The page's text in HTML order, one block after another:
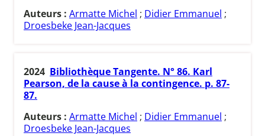
Auteurs : Armatte Michel ; Didier Emmanuel ;
Droesbeke Jean-Jacques
2024 Bibliothèque Tangente. N° 86. Karl
Pearson, de la cause à la contingence. p. 87-
87.
Auteurs : Armatte Michel ; Didier Emmanuel ;
Droesbeke Jean-Jacques